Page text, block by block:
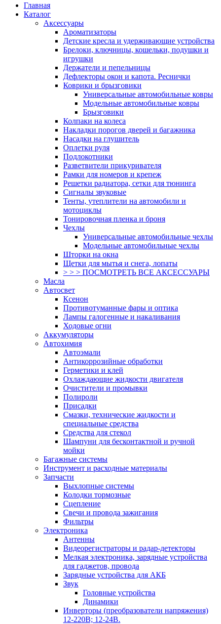
Главная
Каталог
Аксессуары
Ароматизаторы
Детские кресла и удерживающие устройства
Брелоки, ключницы, кошельки, подушки и
игрушки
Держатели и пепельницы
Дефлекторы окон и капота. Реснички
Коврики и брызговики
Универсальные автомобильные ковры
Модельные автомобильные ковры
Брызговики
Колпаки на колеса
Накладки порогов дверей и багажника
Насадки на глушитель
Оплетки руля
Подлокотники
Разветвители прикуривателя
Рамки для номеров и крепеж
Решетки радиатора, сетки для тюнинга
Сигналы звуковые
Тенты, утеплители на автомобили и
мотоциклы
Тонировочная пленка и броня
Чехлы
Универсальные автомобильные чехлы
Модельные автомобильные чехлы
Шторки на окна
Щетки для мытья и снега, лопаты
> > > ПОСМОТРЕТЬ ВСЕ АКСЕССУАРЫ
Масла
Автосвет
Ксенон
Противотуманные фары и оптика
Лампы галогенные и накаливания
Ходовые огни
Аккумуляторы
Автохимия
Автоэмали
Антикоррозийные обработки
Герметики и клей
Охлаждающие жидкости двигателя
Очистители и промывки
Полироли
Присадки
Смазки, технические жидкости и
специальные средства
Средства для стекол
Шампуни для бесконтактной и ручной
мойки
Багажные системы
Инструмент и расходные материалы
Запчасти
Выхлопные системы
Колодки тормозные
Сцепление
Свечи и провода зажигания
Фильтры
Электроника
Антенны
Видеорегистраторы и радар-детекторы
Мелкая электроника, зарядные устройства
для гаджетов, провода
Зарядные устройства для АКБ
Звук
Головные устройства
Динамики
Инверторы (преобразователи напряжения)
12-220В; 12-24В.